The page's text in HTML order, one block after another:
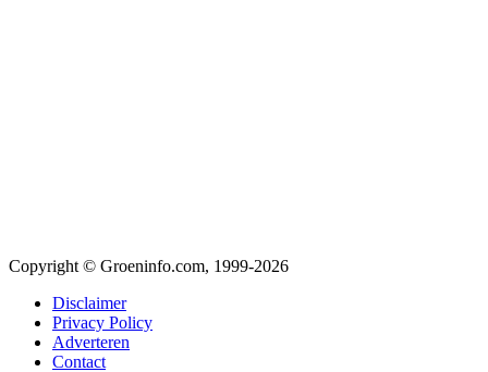
Copyright © Groeninfo.com, 1999-2026
Disclaimer
Privacy Policy
Adverteren
Contact